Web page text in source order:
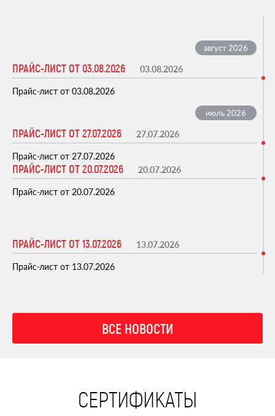
ПРАЙС-ЛИСТ ОТ 03.08.2026 03.08.2026
Прайс-лист от 03.08.2026
ПРАЙС-ЛИСТ ОТ 27.07.2026 27.07.2026
Прайс-лист от 27.07.2026
ПРАЙС-ЛИСТ ОТ 20.07.2026 20.07.2026
Прайс-лист от 20.07.2026
ПРАЙС-ЛИСТ ОТ 13.07.2026 13.07.2026
Прайс-лист от 13.07.2026
ВСЕ НОВОСТИ
СЕРТИФИКАТЫ